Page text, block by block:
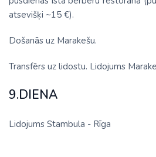
atsevišķi ~15 €).
Došanās uz Marakešu.
Transfērs uz lidostu. Lidojums
9.DIENA
Lidojums Stambula - Rīga